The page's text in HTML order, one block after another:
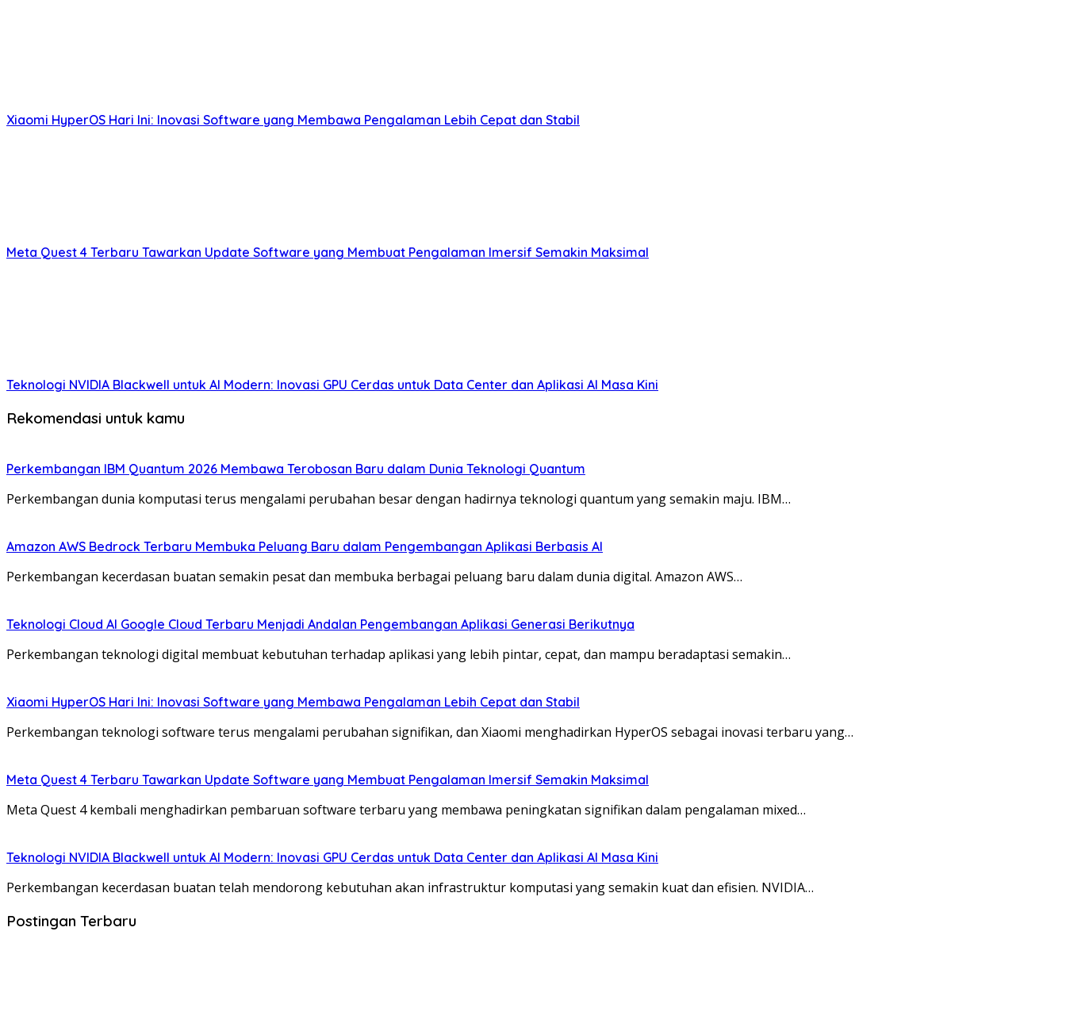
Xiaomi HyperOS Hari Ini: Inovasi Software yang Membawa Pengalaman Lebih Cepat dan Stabil
Meta Quest 4 Terbaru Tawarkan Update Software yang Membuat Pengalaman Imersif Semakin Maksimal
Teknologi NVIDIA Blackwell untuk AI Modern: Inovasi GPU Cerdas untuk Data Center dan Aplikasi AI Masa Kini
Rekomendasi untuk kamu
Perkembangan IBM Quantum 2026 Membawa Terobosan Baru dalam Dunia Teknologi Quantum
Perkembangan dunia komputasi terus mengalami perubahan besar dengan hadirnya teknologi quantum yang semakin maju. IBM…
Amazon AWS Bedrock Terbaru Membuka Peluang Baru dalam Pengembangan Aplikasi Berbasis AI
Perkembangan kecerdasan buatan semakin pesat dan membuka berbagai peluang baru dalam dunia digital. Amazon AWS…
Teknologi Cloud AI Google Cloud Terbaru Menjadi Andalan Pengembangan Aplikasi Generasi Berikutnya
Perkembangan teknologi digital membuat kebutuhan terhadap aplikasi yang lebih pintar, cepat, dan mampu beradaptasi semakin…
Xiaomi HyperOS Hari Ini: Inovasi Software yang Membawa Pengalaman Lebih Cepat dan Stabil
Perkembangan teknologi software terus mengalami perubahan signifikan, dan Xiaomi menghadirkan HyperOS sebagai inovasi terbaru yang…
Meta Quest 4 Terbaru Tawarkan Update Software yang Membuat Pengalaman Imersif Semakin Maksimal
Meta Quest 4 kembali menghadirkan pembaruan software terbaru yang membawa peningkatan signifikan dalam pengalaman mixed…
Teknologi NVIDIA Blackwell untuk AI Modern: Inovasi GPU Cerdas untuk Data Center dan Aplikasi AI Masa Kini
Perkembangan kecerdasan buatan telah mendorong kebutuhan akan infrastruktur komputasi yang semakin kuat dan efisien. NVIDIA…
Postingan Terbaru